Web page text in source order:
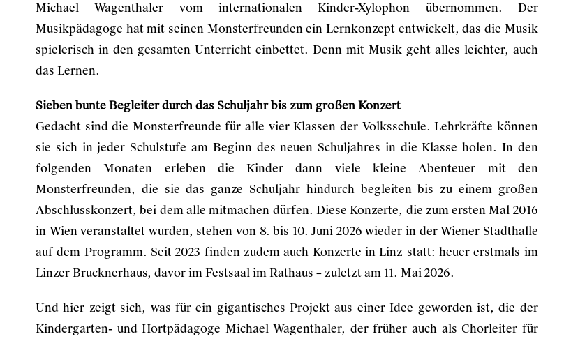
Michael Wagenthaler vom internationalen Kinder-Xylophon übernommen. Der
Musikpädagoge hat mit seinen Monsterfreunden ein Lernkonzept entwickelt, das die Musik
spielerisch in den gesamten Unterricht einbettet. Denn mit Musik geht alles leichter, auch
das Lernen.
Sieben bunte Begleiter durch das Schuljahr bis zum großen Konzert
Gedacht sind die Monsterfreunde für alle vier Klassen der Volksschule. Lehrkräfte können
sie sich in jeder Schulstufe am Beginn des neuen Schuljahres in die Klasse holen. In den
folgenden Monaten erleben die Kinder dann viele kleine Abenteuer mit den
Monsterfreunden, die sie das ganze Schuljahr hindurch begleiten bis zu einem großen
Abschlusskonzert, bei dem alle mitmachen dürfen. Diese Konzerte, die zum ersten Mal 2016
in Wien veranstaltet wurden, stehen von 8. bis 10. Juni 2026 wieder in der Wiener Stadthalle
auf dem Programm. Seit 2023 finden zudem auch Konzerte in Linz statt: heuer erstmals im
Linzer Brucknerhaus, davor im Festsaal im Rathaus – zuletzt am 11. Mai 2026.
Und hier zeigt sich, was für ein gigantisches Projekt aus einer Idee geworden ist, die der
Kindergarten- und Hortpädagoge Michael Wagenthaler, der früher auch als Chorleiter für